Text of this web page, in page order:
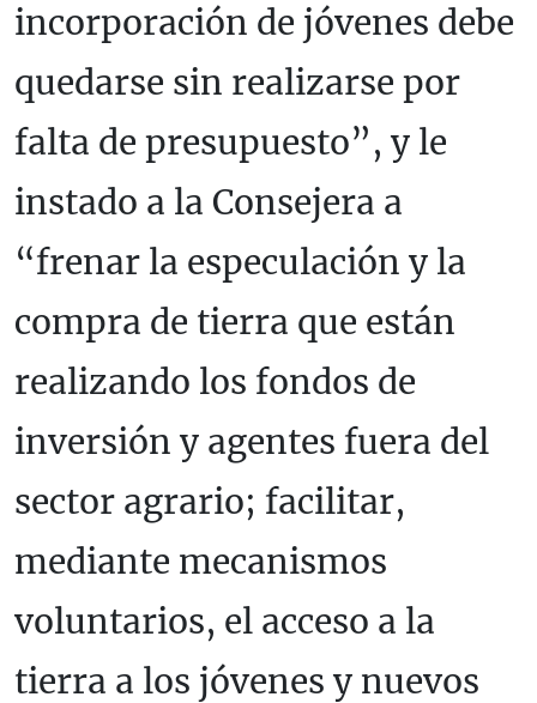
incorporación de jóvenes debe
quedarse sin realizarse por
falta de presupuesto”, y le
instado a la Consejera a
“frenar la especulación y la
compra de tierra que están
realizando los fondos de
inversión y agentes fuera del
sector agrario; facilitar,
mediante mecanismos
voluntarios, el acceso a la
tierra a los jóvenes y nuevos